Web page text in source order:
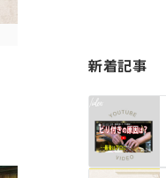
新着記事